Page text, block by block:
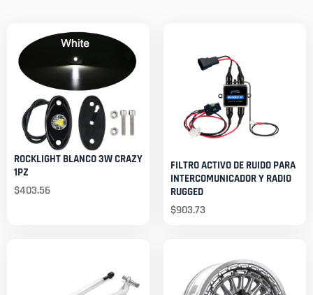
ROCKLIGHT BLANCO 3W CRAZY
1PZ
$403.56
FILTRO ACTIVO DE RUIDO PARA
INTERCOMUNICADOR Y RADIO
RUGGED
$903.73